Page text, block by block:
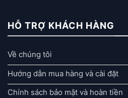
HỖ TRỢ KHÁCH HÀNG
Về chúng tôi
Hướng dẫn mua hàng và cài đặt
Chính sách bảo mật và hoàn tiền